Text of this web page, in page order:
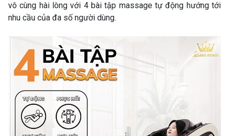
vô cùng hài lòng với 4 bài tập massage tự động hướng tới
nhu cầu của đa số người dùng.